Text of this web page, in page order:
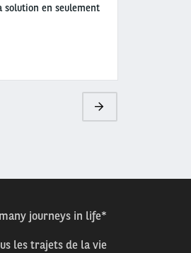
solution en seulement
Page
suivante
journeys in life*
les trajets de la vie